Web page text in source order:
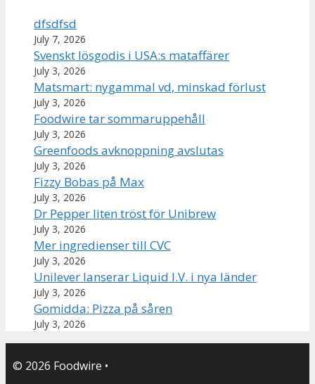
dfsdfsd
July 7, 2026
Svenskt lösgodis i USA:s mataffärer
July 3, 2026
Matsmart: nygammal vd, minskad förlust
July 3, 2026
Foodwire tar sommaruppehåll
July 3, 2026
Greenfoods avknoppning avslutas
July 3, 2026
Fizzy Bobas på Max
July 3, 2026
Dr Pepper liten tröst för Unibrew
July 3, 2026
Mer ingredienser till CVC
July 3, 2026
Unilever lanserar Liquid I.V. i nya länder
July 3, 2026
Gomidda: Pizza på såren
July 3, 2026
© 2026 Foodwire •